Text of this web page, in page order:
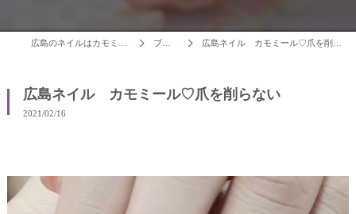
ブログ 広島ネイル カモミール♡爪を削らない
広島ネイル カモミール♡爪を削らない
2021/02/16